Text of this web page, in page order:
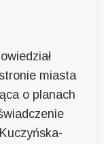
miasta
o planach